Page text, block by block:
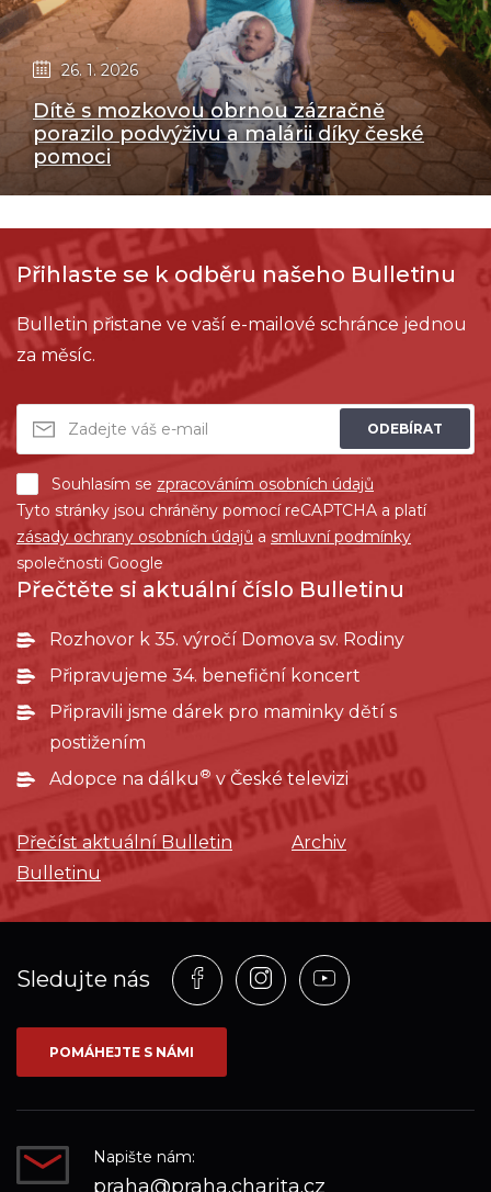
26. 1. 2026
Dítě s mozkovou obrnou zázračně
porazilo podvýživu a malárii díky české
pomoci
Přihlaste se k odběru našeho Bulletinu
Bulletin přistane ve vaší e-mailové schránce jednou
za měsíc.
ODEBÍRAT
Souhlasím se zpracováním osobních údajů
Tyto stránky jsou chráněny pomocí reCAPTCHA a platí
zásady ochrany osobních údajů a smluvní podmínky
společnosti Google
Přečtěte si aktuální číslo Bulletinu
Rozhovor k 35. výročí Domova sv. Rodiny
Připravujeme 34. benefiční koncert
Připravili jsme dárek pro maminky dětí s
postižením
Adopce na dálku ®v České televizi
Přečíst aktuální Bulletin
Archiv
Bulletinu
Sledujte nás
Profil
na
síti_Facebook
Profil
na
Profil
na
POMÁHEJTE S NÁMI
Napište nám:
praha@praha.charita.cz